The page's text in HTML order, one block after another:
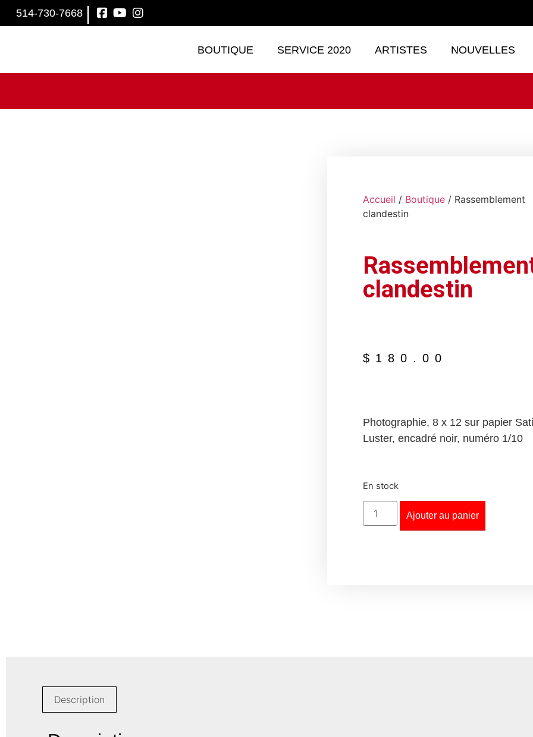
514-730-7668 |
BOUTIQUE SERVICE 2020 ARTISTES NOUVELLES
Accueil / Boutique / Rassemblement
clandestin
clandestin
$ 180.00
Photographie, 8 x 12 sur papier
Luster, encadré noir, numéro 1/10
En stock
Ajouter au panier
Description